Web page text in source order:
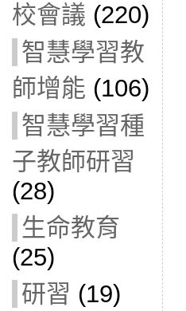
校會議 (220)
智慧學習教
師增能 (106)
智慧學習種
子教師研習
(28)
生命教育
(25)
研習 (19)